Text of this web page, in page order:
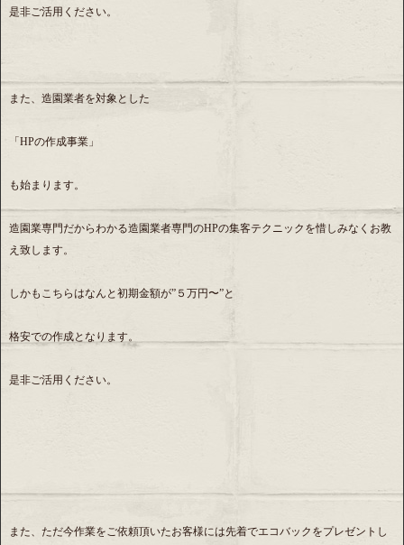
是非ご活用ください。
また、造園業者を対象とした
「HPの作成事業」
も始まります。
造園業専門だからわかる造園業者専門のHPの集客テクニックを惜しみなくお教
え致します。
しかもこちらはなんと初期金額が”５万円〜”と
格安での作成となります。
是非ご活用ください。
また、ただ今作業をご依頼頂いたお客様には先着でエコバックをプレゼントし